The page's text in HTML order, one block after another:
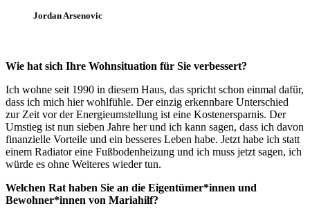
Jordan Arsenovic
Wie hat sich Ihre Wohnsituation für Sie verbessert?
Ich wohne seit 1990 in diesem Haus, das spricht schon einmal dafür,
dass ich mich hier wohlfühle. Der einzig erkennbare Unterschied
zur Zeit vor der Energieumstellung ist eine Kostenersparnis. Der
Umstieg ist nun sieben Jahre her und ich kann sagen, dass ich davon
finanzielle Vorteile und ein besseres Leben habe. Jetzt habe ich statt
einem Radiator eine Fußbodenheizung und ich muss jetzt sagen, ich
würde es ohne Weiteres wieder tun.
Welchen Rat haben Sie an die Eigentümer*innen und
Bewohner*innen von Mariahilf?